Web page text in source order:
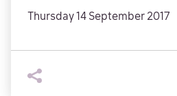
Thursday 14 September 2017